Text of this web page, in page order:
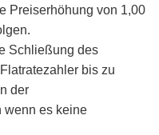
Preiserhöhung von 1,00
Schließung des
bis zu
der
wenn es keine